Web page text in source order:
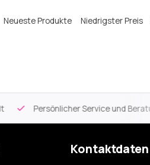
Neueste Produkte Niedrigster Preis
Beratung Über 900 spezielle
Kontaktdaten